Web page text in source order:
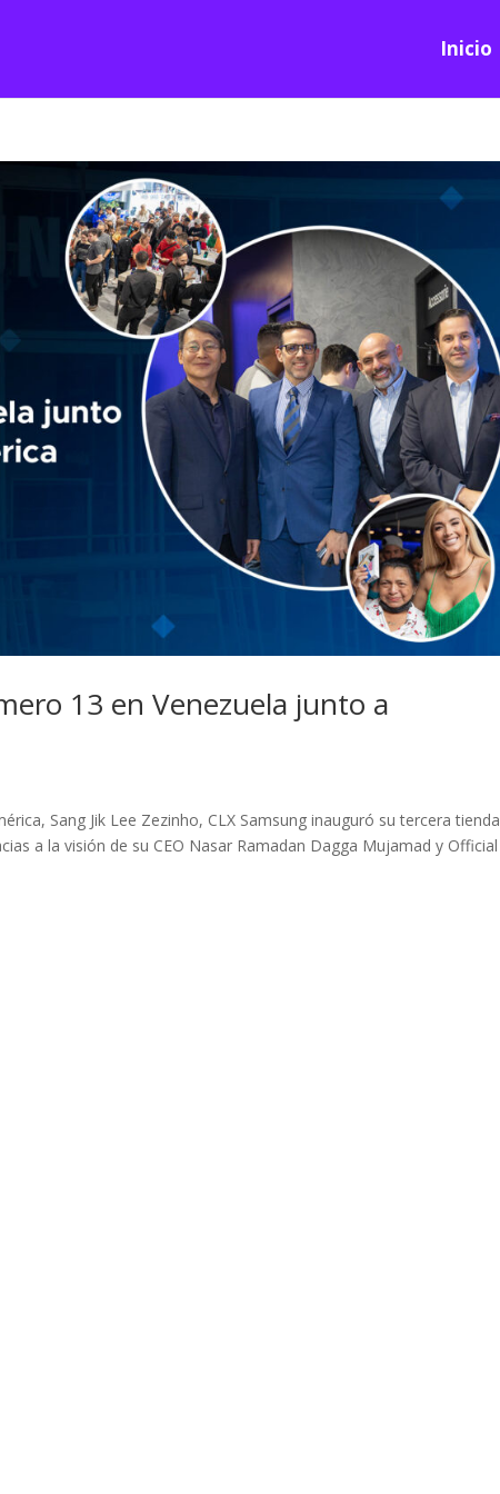
Inicio
13 en Venezuela junto a
Sang Jik Lee Zezinho, CLX Samsung inauguró su tercera tienda
a la visión de su CEO Nasar Ramadan Dagga Mujamad y Official